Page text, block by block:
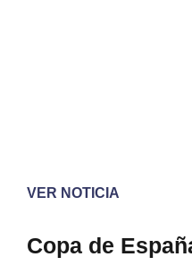
VER NOTICIA
Copa de